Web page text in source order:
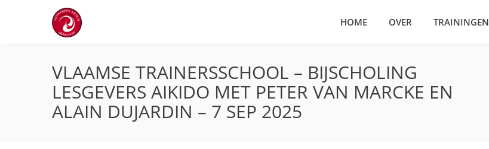
HOME OVER TRAININGEN
VLAAMSE TRAINERSSCHOOL – BIJSCHOLING
LESGEVERS AIKIDO MET PETER VAN MARCKE EN
ALAIN DUJARDIN – 7 SEP 2025